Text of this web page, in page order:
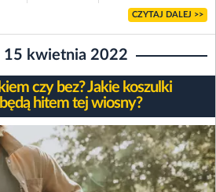
CZYTAJ DALEJ >>
15 kwietnia 2022
czy bez? Jakie koszulki
hitem tej wiosny?